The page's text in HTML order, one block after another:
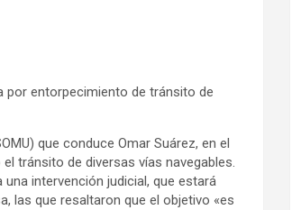
por entorpecimiento de tránsito de
que conduce Omar Suárez, en el
tránsito de diversas vías navegables.
intervención judicial, que estará
las que resaltaron que el objetivo «es